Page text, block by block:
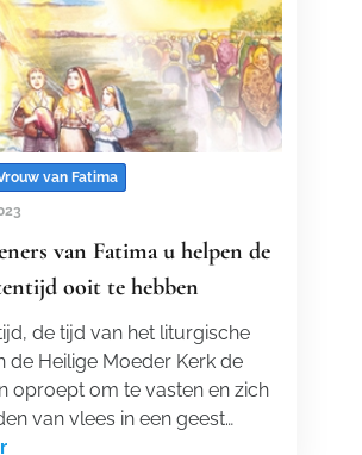
van Fatima
van Fatima u helpen de
ooit te hebben
de tijd van het liturgische
de Heilige Moeder Kerk de
oproept om te vasten en zich
van vlees in een geest…